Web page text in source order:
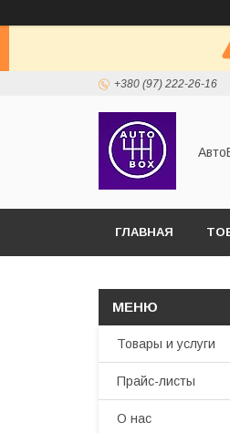
+380 (97) 222-26-16
ГЛАВНАЯ
Товары и услуги
Прайс-листы
О нас